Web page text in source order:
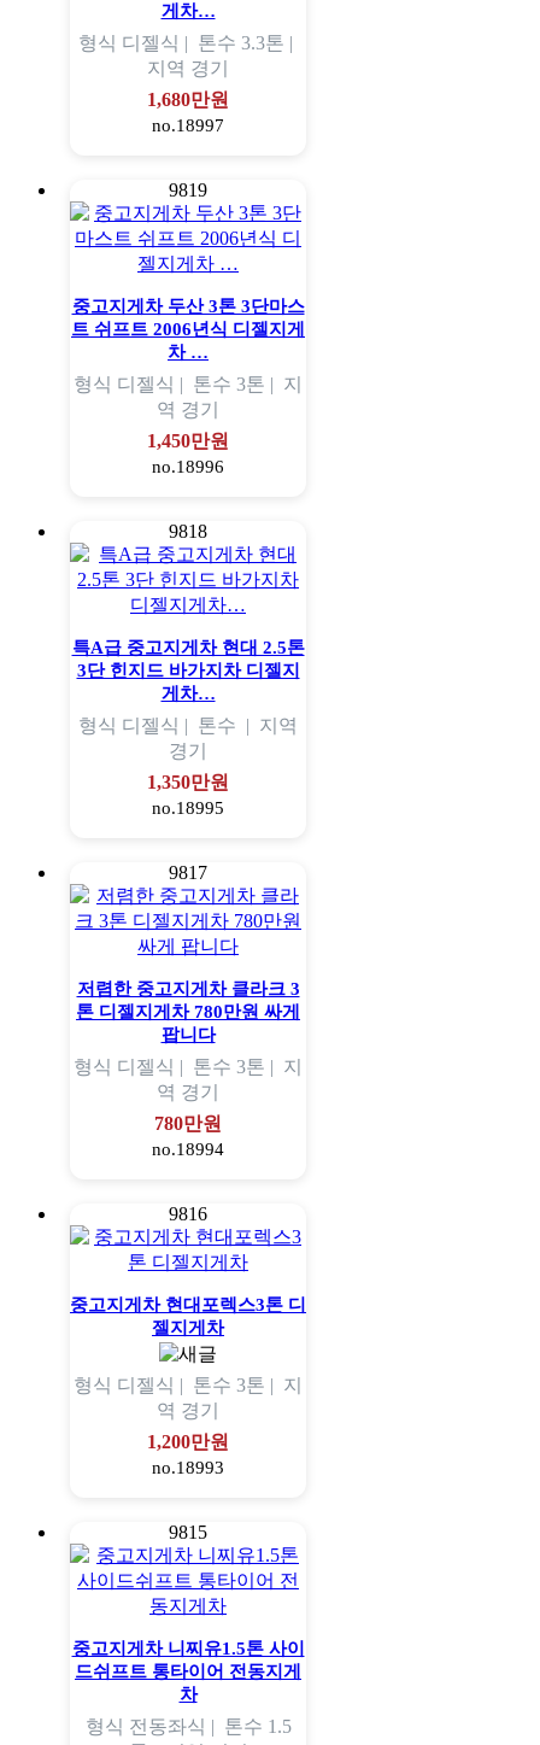
게차…
형식 디젤식 | 톤수 3.3톤 |
지역 경기
1,680만원
no.18997
9819
중고지게차 두산 3톤 3단마스
트 쉬프트 2006년식 디젤지게
차 …
형식 디젤식 | 톤수 3톤 | 지
역 경기
1,450만원
no.18996
9818
특A급 중고지게차 현대 2.5톤
3단 힌지드 바가지차 디젤지
게차…
형식 디젤식 | 톤수 | 지역
경기
1,350만원
no.18995
9817
저렴한 중고지게차 클라크 3
톤 디젤지게차 780만원 싸게
팝니다
형식 디젤식 | 톤수 3톤 | 지
역 경기
780만원
no.18994
9816
중고지게차 현대포렉스3톤 디
젤지게차
형식 디젤식 | 톤수 3톤 | 지
역 경기
1,200만원
no.18993
9815
중고지게차 니찌유1.5톤 사이
드쉬프트 통타이어 전동지게
차
형식 전동좌식 | 톤수 1.5